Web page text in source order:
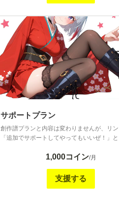
サポートプラン
創作譜プランと内容は変わりませんが、リ
「追加でサポートしてやってもいいぜ！」
「こんな雰囲気のイラスト作れない？」と
(´▽｀*) 現在のメインツールはniji・journey
の作成はSDXLでしております！
1,000コイン/月
支援する